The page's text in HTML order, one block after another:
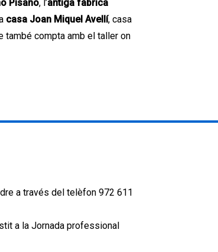
Pisano, l’antiga fàbrica
casa Joan Miquel Avellí, casa
també compta amb el taller on
a través del telèfon 972 611
a la Jornada professional